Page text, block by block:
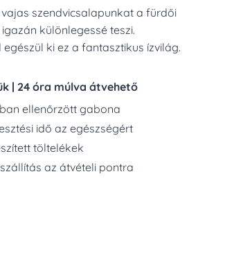
szendvicsalapunkat a fürdői
különlegessé teszi.
ki ez a fantasztikus ízvilág.
| 24 óra múlva átvehető
ellenőrzött gabona
idő az egészségért
töltelékek
az átvételi pontra